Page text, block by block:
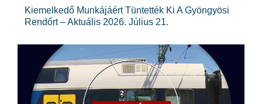
Kiemelkedő Munkájáért Tüntették Ki A Gyöngyösi
Rendőrt – Aktuális 2026. Július 21.